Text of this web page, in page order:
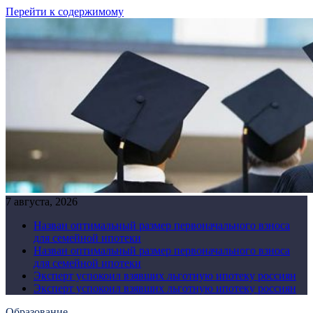
Перейти к содержимому
7 августа, 2026
Назван оптимальный размер первоначального взноса
для семейной ипотеки
Назван оптимальный размер первоначального взноса
для семейной ипотеки
Эксперт успокоил взявших льготную ипотеку россиян
Эксперт успокоил взявших льготную ипотеку россиян